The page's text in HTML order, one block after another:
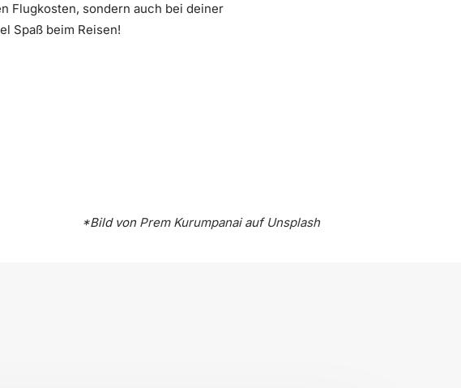
Flugkosten, sondern auch bei deiner
Spaß beim Reisen!
*Bild von Prem Kurumpanaiauf Unsplash